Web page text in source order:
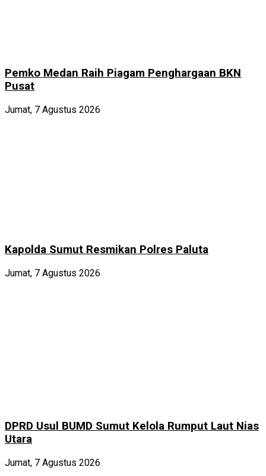
Pemko Medan Raih Piagam Penghargaan BKN
Pusat
Jumat, 7 Agustus 2026
Kapolda Sumut Resmikan Polres Paluta
Jumat, 7 Agustus 2026
DPRD Usul BUMD Sumut Kelola Rumput Laut Nias
Utara
Jumat, 7 Agustus 2026